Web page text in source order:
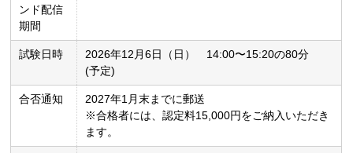
ンド配信
期間
試験日時
2026年12月6日（日） 14:00〜15:20の80分
(予定)
合否通知
2027年1月末までに郵送
※合格者には、認定料15,000円をご納入いただき
ます。